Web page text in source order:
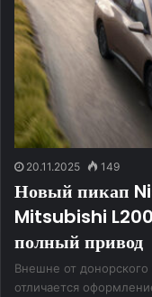
20.11.2025 149
Новый пикап
Mitsubishi
полный привод
Внешне от донорского
отличается